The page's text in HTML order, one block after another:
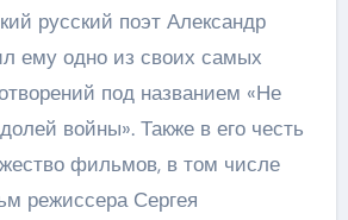
русский поэт Александр
ему одно из своих самых
под названием «Не
войны». Также в его честь
фильмов, в том числе
режиссера Сергея